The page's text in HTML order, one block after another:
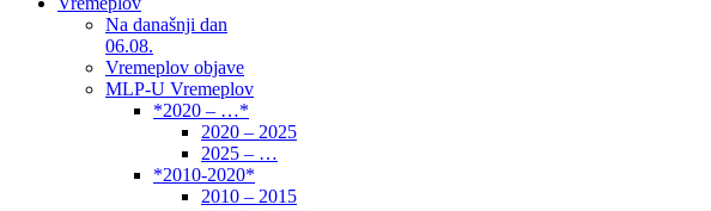
Na današnji dan
06.08.
Vremeplov objave
MLP-U Vremeplov
*2020 – …*
2020 – 2025
2025 – …
*2010-2020*
2010 – 2015